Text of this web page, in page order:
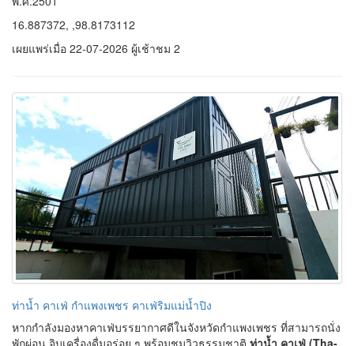
หากกำลังมองหาคาเฟ่บรรยากาศดีในจังหวัดกำแพงเพชร ที่สามารถนั่ง
พักผ่อน จิบเครื่องดื่มอร่อย ๆ พร้อมชมวิวธรรมชาติ
ท่าน้ำ คาเฟ่ (Tha-
Nam Cafe')
คืออีกหนึ่งจุดเช็กอินที่ไม่ควรพลาด ด้วยบรรยากาศริมแม่
น้ำปิงที่ให้ความรู้สึกผ่อนคลาย ผสมผสานกับการตกแต่งร้านที่เรียบง่าย
แต่มีสไตล์ เหมาะสำหรับการมานั่งชิล พักผ่อน ถ่ายรูป หรือใช้เวลา
สบาย ๆ กับคนพิเศษ
16.4754414, 99.5154981
เผยแพร่เมื่อ 22-07-2026 ผู้เช้าชม 7